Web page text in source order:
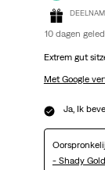
10 dagen
Extrem gut
Met Google
Ja, Ik
- Shady Gold